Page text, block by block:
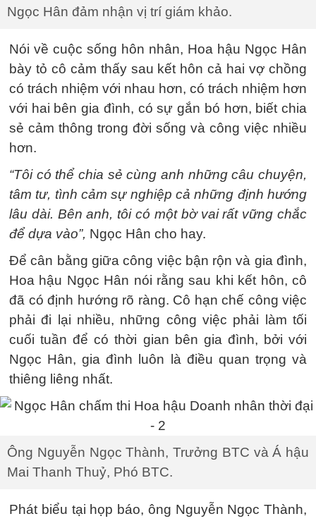
Ngọc Hân đảm nhận vị trí giám khảo.
Nói về cuộc sống hôn nhân, Hoa hậu Ngọc Hân
bày tỏ cô cảm thấy sau kết hôn cả hai vợ chồng
có trách nhiệm với nhau hơn, có trách nhiệm hơn
với hai bên gia đình, có sự gắn bó hơn, biết chia
sẻ cảm thông trong đời sống và công việc nhiều
hơn.
“Tôi có thể chia sẻ cùng anh những câu chuyện,
tâm tư, tình cảm sự nghiệp cả những định hướng
lâu dài. Bên anh, tôi có một bờ vai rất vững chắc
để dựa vào”, Ngọc Hân cho hay.
Để cân bằng giữa công việc bận rộn và gia đình,
Hoa hậu Ngọc Hân nói rằng sau khi kết hôn, cô
đã có định hướng rõ ràng. Cô hạn chế công việc
phải đi lại nhiều, những công việc phải làm tối
cuối tuần để có thời gian bên gia đình, bởi với
Ngọc Hân, gia đình luôn là điều quan trọng và
thiêng liêng nhất.
Ông Nguyễn Ngọc Thành, Trưởng BTC và Á hậu
Mai Thanh Thuỷ, Phó BTC.
Phát biểu tại họp báo, ông Nguyễn Ngọc Thành,